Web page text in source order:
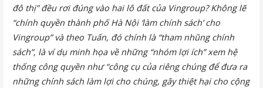
đô thị” đều rơi đúng vào hai lô đất của Vingroup? Không lẽ
“chính quyền thành phố Hà Nội ‘làm chính sách’ cho
Vingroup” và theo Tuấn, đó chính là “tham nhũng chính
sách”, là ví dụ minh họa về những “nhóm lợi ích” xem hệ
thống công quyền như “công cụ của riêng chúng để đưa ra
những chính sách làm lợi cho chúng, gây thiệt hại cho cộng